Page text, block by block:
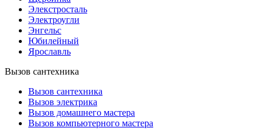
Элекстросталь
Электроугли
Энгельс
Юбилейный
Ярославль
Вызов сантехника
Вызов сантехника
Вызов электрика
Вызов домашнего мастера
Вызов компьютерного мастера